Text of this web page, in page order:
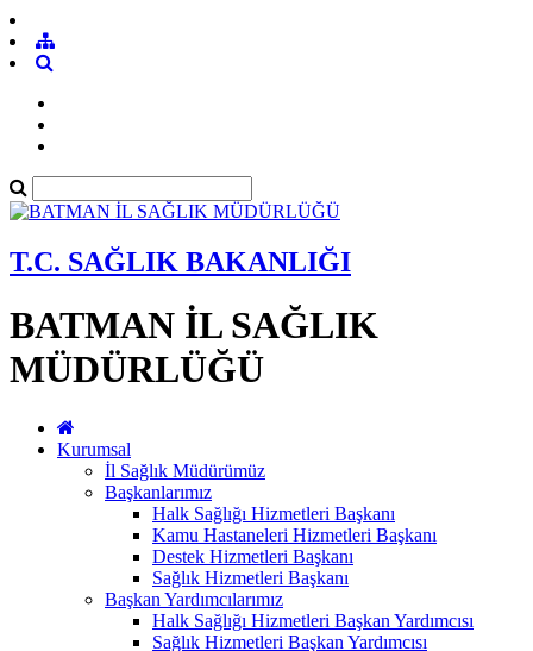
T.C. SAĞLIK BAKANLIĞI
BATMAN İL SAĞLIK
MÜDÜRLÜĞÜ
Kurumsal
İl Sağlık Müdürümüz
Başkanlarımız
Halk Sağlığı Hizmetleri Başkanı
Kamu Hastaneleri Hizmetleri Başkanı
Destek Hizmetleri Başkanı
Sağlık Hizmetleri Başkanı
Başkan Yardımcılarımız
Halk Sağlığı Hizmetleri Başkan Yardımcısı
Sağlık Hizmetleri Başkan Yardımcısı